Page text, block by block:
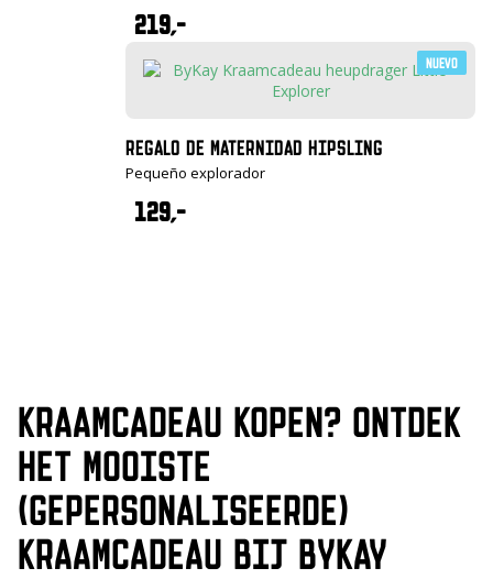
219,-
Nuevo
REGALO DE MATERNIDAD HIPSLING
Pequeño explorador
129,-
KRAAMCADEAU KOPEN? ONTDEK
HET MOOISTE
(GEPERSONALISEERDE)
KRAAMCADEAU BIJ BYKAY